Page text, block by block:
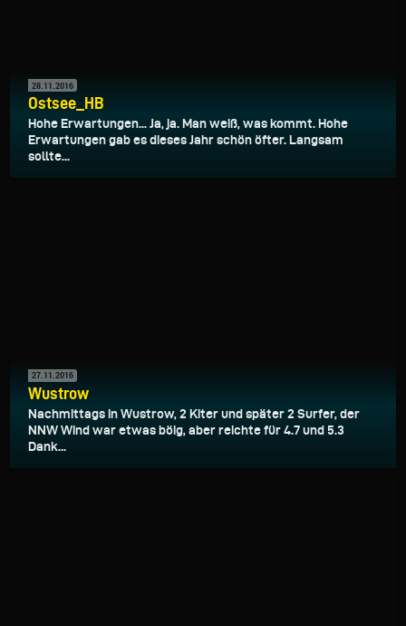
28.11.2016
Ostsee_HB
Hohe Erwartungen... Ja, ja. Man weiß, was kommt. Hohe
Erwartungen gab es dieses Jahr schön öfter. Langsam
sollte...
27.11.2016
Wustrow
Nachmittags in Wustrow, 2 Kiter und später 2 Surfer, der
NNW Wind war etwas böig, aber reichte für 4.7 und 5.3
Dank...